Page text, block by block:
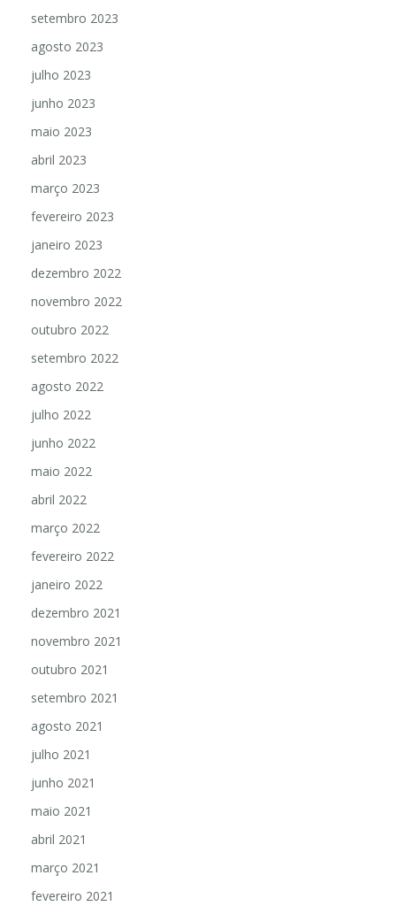
setembro 2023
agosto 2023
julho 2023
junho 2023
maio 2023
abril 2023
março 2023
fevereiro 2023
janeiro 2023
dezembro 2022
novembro 2022
outubro 2022
setembro 2022
agosto 2022
julho 2022
junho 2022
maio 2022
abril 2022
março 2022
fevereiro 2022
janeiro 2022
dezembro 2021
novembro 2021
outubro 2021
setembro 2021
agosto 2021
julho 2021
junho 2021
maio 2021
abril 2021
março 2021
fevereiro 2021